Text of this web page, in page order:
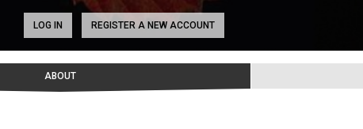
LOG IN REGISTER A NEW ACCOUNT
ABOUT